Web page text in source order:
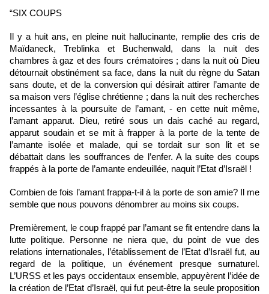
“SIX COUPS
Il y a huit ans, en pleine nuit hallucinante, remplie des cris de
Maïdaneck, Treblinka et Buchenwald, dans la nuit des
chambres à gaz et des fours crématoires ; dans la nuit où Dieu
détournait obstinément sa face, dans la nuit du règne du Satan
sans doute, et de la conversion qui désirait attirer l’amante de
sa maison vers l’église chrétienne ; dans la nuit des recherches
incessantes à la poursuite de l’amant, - en cette nuit même,
l’amant apparut. Dieu, retiré sous un dais caché au regard,
apparut soudain et se mit à frapper à la porte de la tente de
l’amante isolée et malade, qui se tordait sur son lit et se
débattait dans les souffrances de l’enfer. A la suite des coups
frappés à la porte de l’amante endeuillée, naquit l’Etat d’Israël !
Combien de fois l’amant frappa-t-il à la porte de son amie? Il me
semble que nous pouvons dénombrer au moins six coups.
Premièrement, le coup frappé par l’amant se fit entendre dans la
lutte politique. Personne ne niera que, du point de vue des
relations internationales, l’établissement de l’Etat d’Israël fut, au
regard de la politique, un événement presque surnaturel.
L’URSS et les pays occidentaux ensemble, appuyèrent l’idée de
la création de l’Etat d’Israël, qui fut peut-être la seule proposition